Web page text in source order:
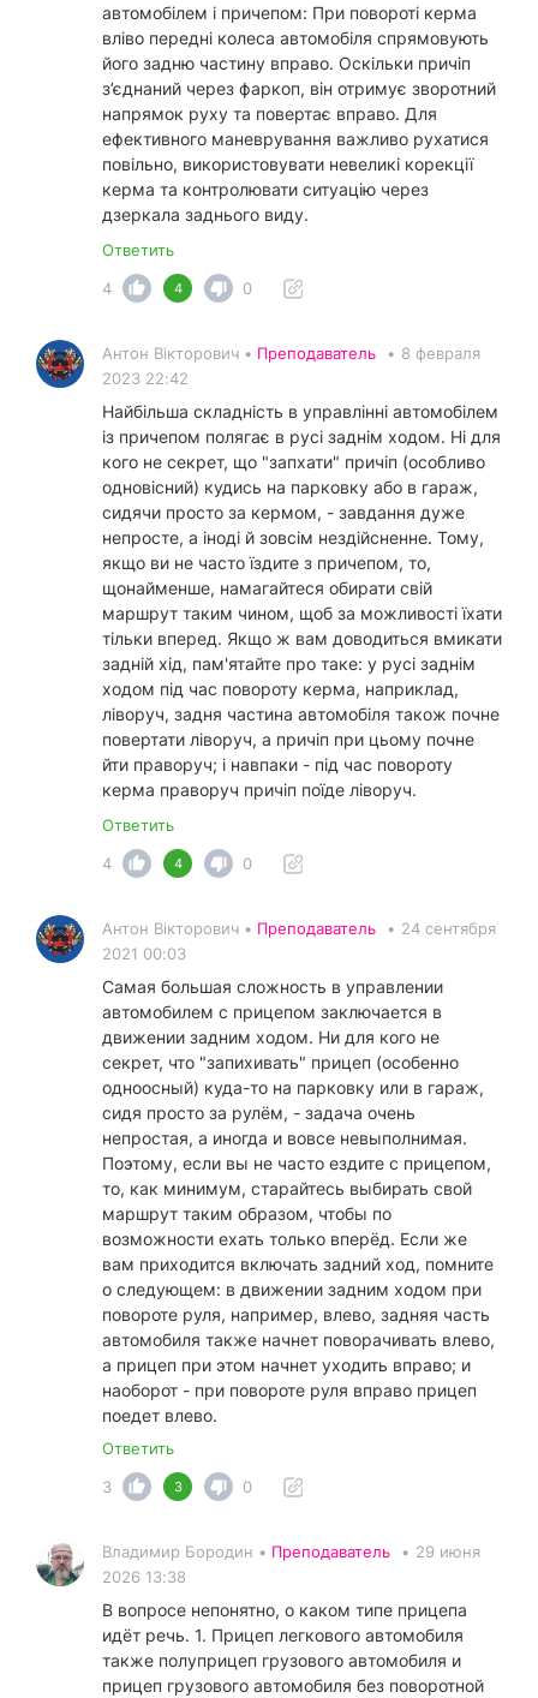
автомобілем і причепом: При повороті керма
вліво передні колеса автомобіля спрямовують
його задню частину вправо. Оскільки причіп
з’єднаний через фаркоп, він отримує зворотний
напрямок руху та повертає вправо. Для
ефективного маневрування важливо рухатися
повільно, використовувати невеликі корекції
керма та контролювати ситуацію через
дзеркала заднього виду.
Ответить
4
4 0
Антон Вікторович • Преподаватель • 8 февраля
2023 22:42
Найбільша складність в управлінні автомобілем
із причепом полягає в русі заднім ходом. Ні для
кого не секрет, що "запхати" причіп (особливо
одновісний) кудись на парковку або в гараж,
сидячи просто за кермом, - завдання дуже
непросте, а іноді й зовсім нездійсненне. Тому,
якщо ви не часто їздите з причепом, то,
щонайменше, намагайтеся обирати свій
маршрут таким чином, щоб за можливості їхати
тільки вперед. Якщо ж вам доводиться вмикати
задній хід, пам'ятайте про таке: у русі заднім
ходом під час повороту керма, наприклад,
ліворуч, задня частина автомобіля також почне
повертати ліворуч, а причіп при цьому почне
йти праворуч; і навпаки - під час повороту
керма праворуч причіп поїде ліворуч.
Ответить
4
4 0
Антон Вікторович • Преподаватель • 24 сентября
2021 00:03
Самая большая сложность в управлении
автомобилем с прицепом заключается в
движении задним ходом. Ни для кого не
секрет, что "запихивать" прицеп (особенно
одноосный) куда-то на парковку или в гараж,
сидя просто за рулём, - задача очень
непростая, а иногда и вовсе невыполнимая.
Поэтому, если вы не часто ездите с прицепом,
то, как минимум, старайтесь выбирать свой
маршрут таким образом, чтобы по
возможности ехать только вперёд. Если же
вам приходится включать задний ход, помните
о следующем: в движении задним ходом при
повороте руля, например, влево, задняя часть
автомобиля также начнет поворачивать влево,
а прицеп при этом начнет уходить вправо; и
наоборот - при повороте руля вправо прицеп
поедет влево.
Ответить
3
3 0
Владимир Бородин • Преподаватель • 29 июня
2026 13:38
В вопросе непонятно, о каком типе прицепа
идёт речь. 1. Прицеп легкового автомобиля
также полуприцеп грузового автомобиля и
прицеп грузового автомобиля без поворотной